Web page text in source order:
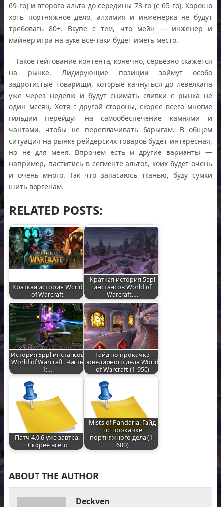
69-го) и второго альта до середины 73-го (с 65-го). Хорошо
хоть портняжное дело, алхимия и инженерка не будут
требовать 80+. Вкупе с тем, что мейн — инженер и
майнер игра на ауке все-таки будет иметь место.
Такое гейтование контента, конечно, серьезно скажется
на рынке. Лидирующие позиции займут особо
задротистые товарищи, которые качнуться до левелкапа
уже через неделю и будут снимать сливки с рынка не
один месяц. Хотя с другой стороны, скорее всего многие
гильдии перейдут на самообеспечение камнями и
чантами, чтобы не переплачивать барыгам. В общем
ситуация на рынке рейдерских товаров будет интересная,
но не для меня. Впрочем есть и другие варианты —
например, паститись в сегменте альтов, коих будет очень
и очень много. Так что запасаюсь тканью, буду сумки
шить воргенам.
RELATED POSTS:
Краткая история World
of Warcraft
Краткая история 5ppl
инстансов World of
Warcraft.…
История 5ppl инстансов
World of Warcraft. Часть
1:…
Гайд по прокачке
ювелирного дела World
of Warcraft (1-950)
Патч 4.0.6 уже завтра.
Скорее всего
Mists of Pandaria. Гайд
по прокачке
портняжного дела (1-
600)
ABOUT THE AUTHOR
Deckven